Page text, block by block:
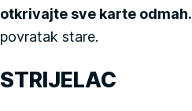
otkrivajte sve karte odmah.
povratak stare.
STRIJELAC